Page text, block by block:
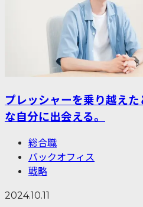
プレッシャーを乗り越え
な自分に出会える。
総合職
バックオフィス
戦略
2024.10.11